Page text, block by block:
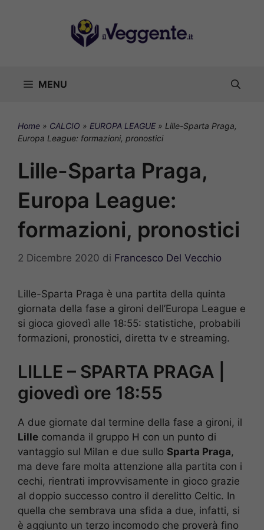
MENU
Home » CALCIO » EUROPA LEAGUE» Lille-Sparta Praga,
Europa League: formazioni, pronostici
Lille-Sparta Praga,
Europa League:
formazioni, pronostici
2 Dicembre 2020 di Francesco Del Vecchio
Lille-Sparta Praga è una partita della quinta
giornata della fase a gironi dell’Europa League e
si gioca giovedì alle 18:55: statistiche, probabili
formazioni, pronostici, diretta tv e streaming.
LILLE – SPARTA PRAGA |
giovedì ore 18:55
A due giornate dal termine della fase a gironi, il
Lille comanda il gruppo H con un punto di
vantaggio sul Milan e due sullo Sparta Praga,
ma deve fare molta attenzione alla partita con i
cechi, rientrati improvvisamente in gioco grazie
al doppio successo contro il derelitto Celtic. In
quella che sembrava una sfida a due, infatti, si
è aggiunto un terzo incomodo che proverà fino